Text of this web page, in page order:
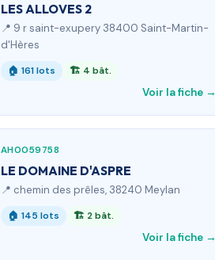
LES ALLOVES 2
📍 9 r saint-exupery 38400 Saint-Martin-
d'Hères
🏠 161 lots 🏗 4 bât.
Voir la fiche →
AH0059758
LE DOMAINE D'ASPRE
📍 chemin des prêles, 38240 Meylan
🏠 145 lots 🏗 2 bât.
Voir la fiche →